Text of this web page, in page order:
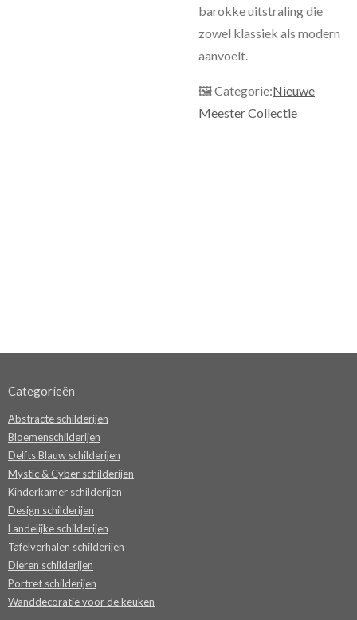
barokke uitstraling die
zowel klassiek als modern
aanvoelt.
🖼 Categorie:Nieuwe
Meester Collectie
Categorieën
Abstracte schilderijen
Bloemenschilderijen
Delfts Blauw schilderijen
Mystic & Cyber schilderijen
Kinderkamer schilderijen
Design schilderijen
Landelijke schilderijen
Tafelverhalen schilderijen
Dieren schilderijen
Portret schilderijen
Wanddecoratie voor de keuken